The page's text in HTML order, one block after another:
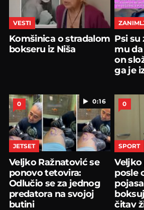
VESTI
Komšinica o stradalom
bokseru iz Niša
Psi su
mu
on
ga je
0:16
0
JETSET
Veljko Ražnatović se
ponovo tetovira:
Odlučio se za jednog
predatora na svojoj
butini
0
SPORT
posle
čitav